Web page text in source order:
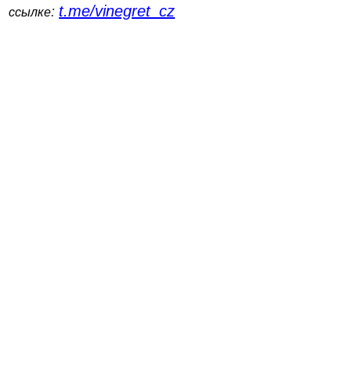
ссылке: t.me/vinegret_cz